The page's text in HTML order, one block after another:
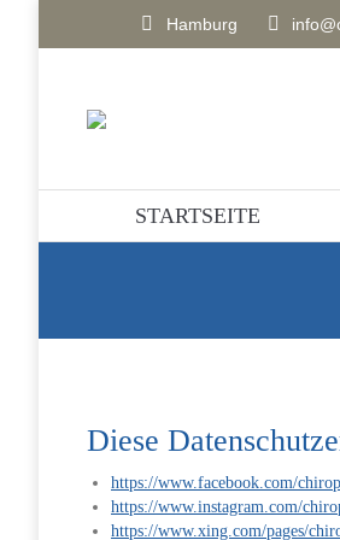
Hamburg
STARTSEITE
Diese
https://www.facebook.com/
https://www.instagram.com/
https://www.xing.com/pages/